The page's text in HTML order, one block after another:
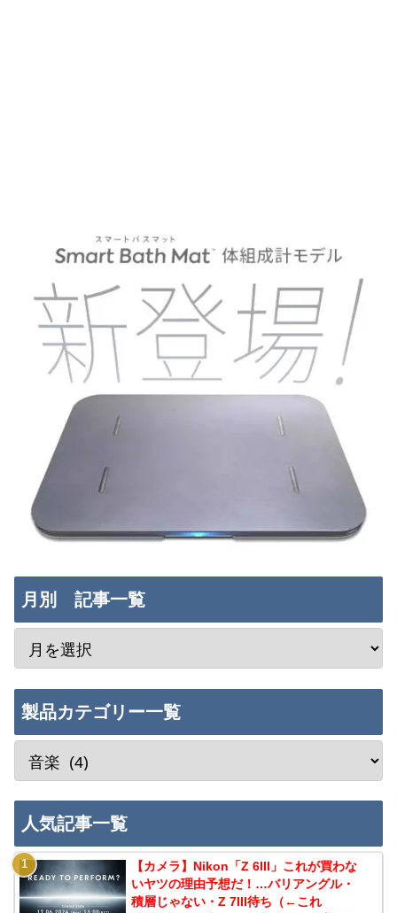
月別 記事一覧
製品カテゴリー一覧
人気記事一覧
【カメラ】Nikon「Z 6III」これが買わな
いヤツの理由予想だ！…バリアングル・
積層じゃない・Z 7III待ち（←これ